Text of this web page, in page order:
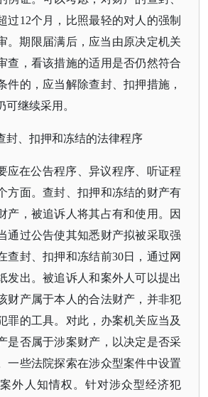
过12个月，比照最轻的对人的强制
期限届满后，应当由原决定机关
查，看该措施的适用是否仍然符合
件的，应当解除查封、扣押措施，
继续采用。
封、扣押和冻结的法律程序
应在公告程序、异议程序、听证程
方面。查封、扣押和冻结的财产有
产，被追诉人将其占有和使用。因
通过公告使其知悉财产拟被采取强
查封、扣押和冻结前30日，通过网
发出。被追诉人和案外人可以提出
财产属于本人的合法财产，并非犯
罪的工具。对此，办案机关应当及
是否属于涉案财产，以决定是否采
一些法院探索在涉众型案件中设置
外人知情权。针对涉众型经济犯